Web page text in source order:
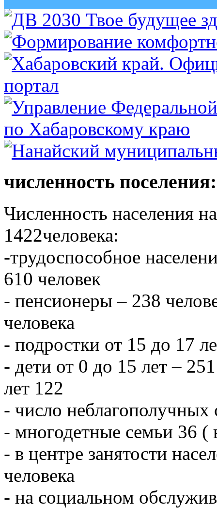
численность поселения:
Численность населения
1422человека:
-трудоспособное
610 человек
- пенсионеры – 238
человека
- подростки от 15 до 17
- дети от 0 до 15 лет –
лет 122
- число
- многодетные семьи 36 (
- в центре занятости
человека
- на социальном